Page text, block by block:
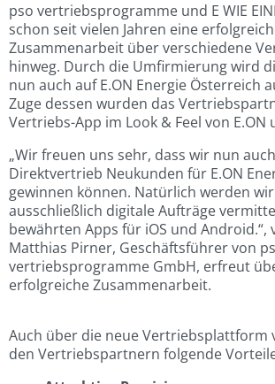
pso vertriebsprogramme und E WIE
schon seit vielen Jahren eine
Zusammenarbeit über verschiedene
hinweg. Durch die Umfirmierung wird
nun auch auf E.ON Energie Österreich
Zuge dessen wurden das
Vertriebs-App im Look & Feel von E.ON
„Wir freuen uns sehr, dass wir nun
Direktvertrieb Neukunden für E.ON
gewinnen können. Natürlich werden
ausschließlich digitale Aufträge
bewährten Apps für iOS und Android.“,
Matthias Pirner, Geschäftsführer von
vertriebsprogramme GmbH, erfreut
erfolgreiche Zusammenarbeit.
Auch über die neue Vertriebsplattform
den Vertriebspartnern folgende